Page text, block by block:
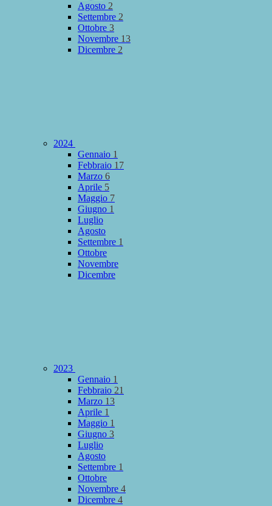
Agosto 2
Settembre 2
Ottobre 3
Novembre 13
Dicembre 2
2024
Gennaio 1
Febbraio 17
Marzo 6
Aprile 5
Maggio 7
Giugno 1
Luglio
Agosto
Settembre 1
Ottobre
Novembre
Dicembre
2023
Gennaio 1
Febbraio 21
Marzo 13
Aprile 1
Maggio 1
Giugno 3
Luglio
Agosto
Settembre 1
Ottobre
Novembre 4
Dicembre 4